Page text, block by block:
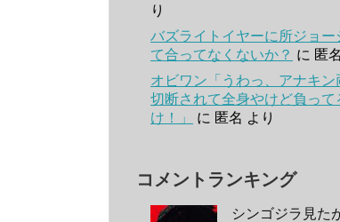
り
バズライトイヤーに所ジョー
て合ってなくないか？ に 匿名
オビワン「うわっ、アナキン
切断されて全身やけど負って
け！」
に 匿名 より
コメントランキング
シンゴジラ見た